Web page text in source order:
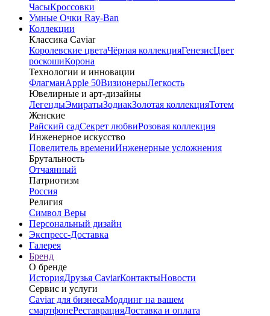
ЧасыКроссовки
Умные Очки Ray-Ban
Коллекции
Классика Caviar
Королевские цветаЧёрная коллекцияГенезисЦвет
роскошиКорона
Технологии и инновации
ФлагманApple 50ВизионерыЛегкость
Ювелирные и арт-дизайны
ЛегендыЭмиратыЗодиакЗолотая коллекцияТотем
Женские
Райский садСекрет любвиРозовая коллекция
Инженерное искусство
Повелитель времениИнженерные усложнения
Брутальность
Отчаянный
Патриотизм
Россия
Религия
Символ Веры
Персональный дизайн
Экспресс-Доставка
Галерея
Бренд
О бренде
ИсторияДрузья CaviarКонтактыНовости
Сервис и услуги
Caviar для бизнесаМоддинг на вашем
смартфонеРеставрацияДоставка и оплата